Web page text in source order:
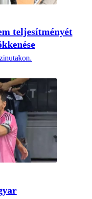
teljesítményét